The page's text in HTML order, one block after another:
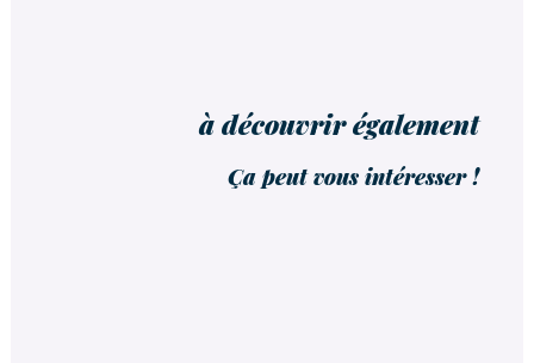
à découvrir également
Ça peut vous intéresser !